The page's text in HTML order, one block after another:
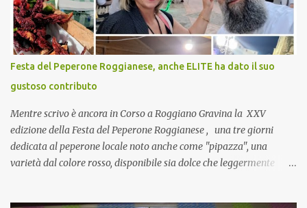
mie capi! CoCo : Pranzo aziendale? Una bella idea! Cuocapercaso :
si, è un modo per riunirsi tutti a fine anno e tirare le somme…
naturalmente mangiando tutti insieme, con grande convivialità!
CoCo : è naturale il cibo, come sappiamo bene, funziona spesso da
collante e anche nel lavoro riesce a creare spesso l’ambiente
favorevole per molte belle opportunità, non trovi? Cuocapercaso :
Si, concordo! …addirittura si dice...
Festa del Peperone Roggianese, anche ELITE ha dato il suo
gustoso contributo
Mentre scrivo è ancora in Corso a Roggiano Gravina la XXV
edizione della Festa del Peperone Roggianese , una tre giorni
dedicata al peperone locale noto anche come "pipazza", una
varietà dal colore rosso, disponibile sia dolce che leggermente